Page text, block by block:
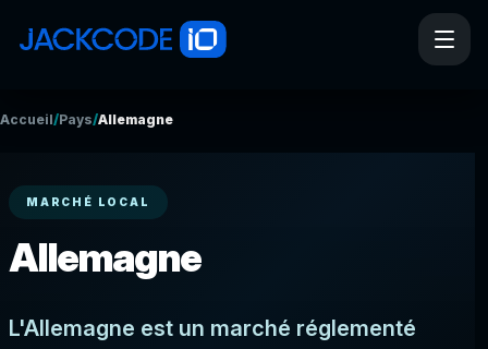
Accueil/Pays/Allemagne
MARCHÉ LOCAL
Allemagne
L'Allemagne est un marché réglementé